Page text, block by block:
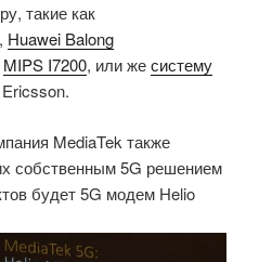
такие как
, Huawei Balong
MIPS I7200, или жесистему
MediaTek также
собственным 5G решением
будет 5G модем Helio